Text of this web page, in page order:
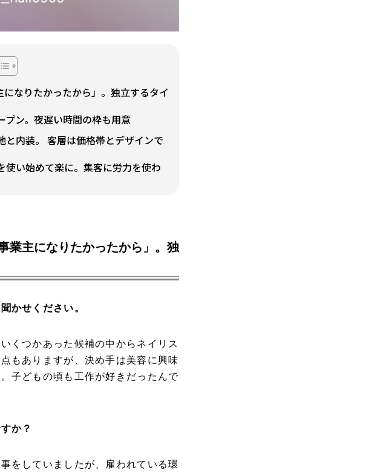
なりたかったから」。独立するタイ
プン。夜遅い時間の枠も用意
内装。 客層は価格帯とデザインで
使い始めて楽に。集客に労力を使わ
業主になりたかったから」。独
かせください。
くつかあった候補の中からネイリス
もありますが、決め手は美容に興味
子どもの頃も工作が好きだったんで
か？
をしていましたが、雇われている環